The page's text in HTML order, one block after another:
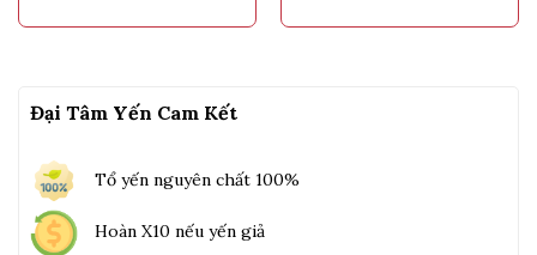
Đại Tâm Yến Cam Kết
Tổ yến nguyên chất 100%
Hoàn X10 nếu yến giả
dương.